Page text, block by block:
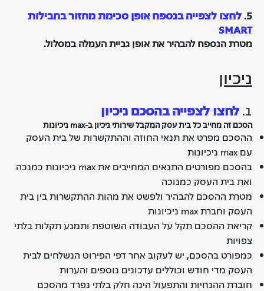
5. לחצו לצפייה בנספח אופן סכימת מחזור בחבילות
SMART
מטרת הנספח להבהיר את אופן גביית העמלה במסלול.
ניכיון
1. לחצו לצפייה בהסכם ניכיון
הסכם זה מחייב כל בית עסק המקבל שירותי ניכיון ב-max ניכיונות
ההסכם מפרט את תנאי החוזה וההתקשרות של בית העסק
עם max ניכיונות
בהסכם מפורטים התנאים המחייבים את max ניכיונות כמנכה
ואת בית העסק כמנוכה
מטרת ההסכם להבהיר ולפשט את מהות ההתקשרות בין בית
העסק וחברת max ניכיונות
קריאת ההסכם תקל על העבודה השוטפת ותמנע תקלות בלתי
צפויות
כמפורט בהסכם, יש לעקוב אחר דפי הפירוט הנשלחים לבית
העסק מדי חודש וכוללים עדכונים נוספים והערות
חוברת ההנחיות והתפעול הינה חלק בלתי נפרד מהסכם